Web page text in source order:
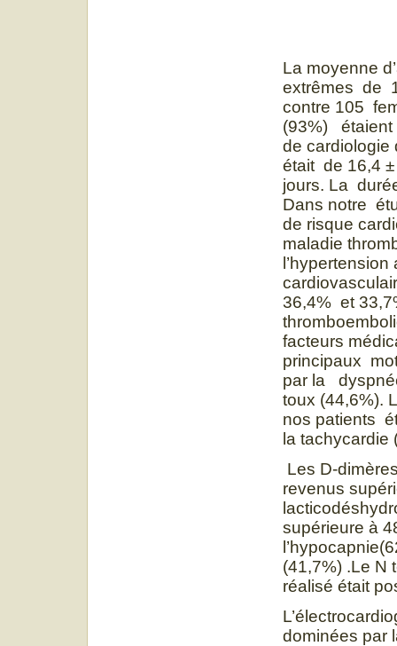
La moyenne
extrêmes de
contre 105
(93%) étaient
de cardiologie
était de 16,4
jours. La
Dans notre
de risque
maladie
36,4% et
facteurs
principaux
par la
toux (44,6%).
nos patients
la tachycardie
Les D-
revenus
supérieure à
(41,7%) .Le N
réalisé était
dominées par